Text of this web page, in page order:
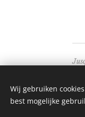
Wij gebruiken
best mogelijke